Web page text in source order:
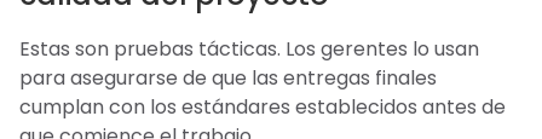
Estas son pruebas tácticas. Los gerentes lo usan
para asegurarse de que las entregas finales
cumplan con los estándares establecidos antes de